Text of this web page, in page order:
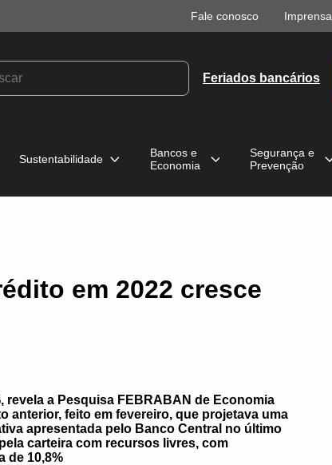
Fale conosco Imprensa
Feriados bancários
Sustentabilidade
Bancos e
Economia
Segurança e
Prevenção
em 2022 cresce
revela a Pesquisa FEBRABAN de Economia
anterior, feito em fevereiro, que projetava uma
apresentada pelo Banco Central no último
carteira com recursos livres, com
de 10,8%